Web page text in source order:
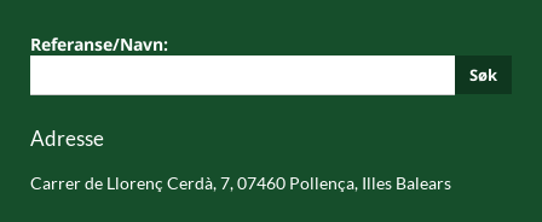
Referanse/Navn:
Søk
Adresse
Carrer de Llorenç Cerdà, 7, 07460 Pollença, Illes Balears